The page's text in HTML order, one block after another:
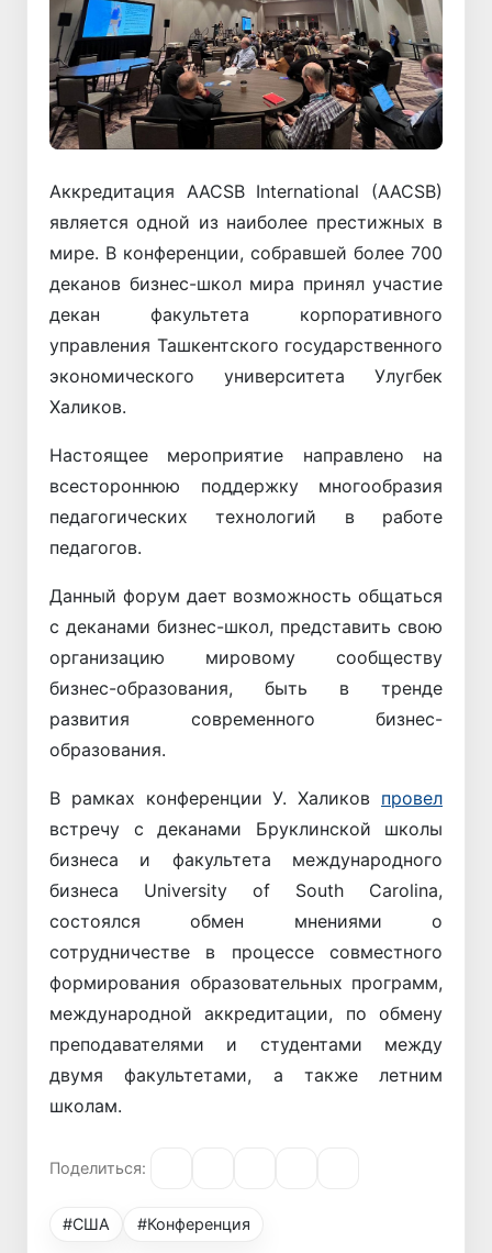
Aккредитация AACSB International (AACSB)
является одной из наиболее престижных в
мире. В конференции, собравшей более 700
деканов бизнес-школ мира принял участие
декан факультета корпоративного
управления Ташкентского государственного
экономического университета Улугбек
Халиков.
Настоящее мероприятие направлено на
всестороннюю поддержку многообразия
педагогических технологий в работе
педагогов.
Данный форум дает возможность общаться
с деканами бизнес-школ, представить свою
организацию мировому сообществу
бизнес-образования, быть в тренде
развития современного бизнес-
образования.
В рамках конференции У. Халиков провел
встречу с деканами Бруклинской школы
бизнеса и факультета международного
бизнеса University of South Carolina,
состоялся обмен мнениями о
сотрудничестве в процессе совместного
формирования образовательных программ,
международной аккредитации, по обмену
преподавателями и студентами между
двумя факультетами, а также летним
школам.
Поделиться:
#США #Конференция